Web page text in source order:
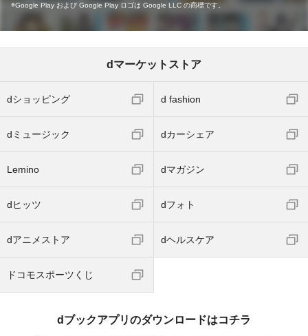
Google Play および Google Play ロゴは Google LLC の商標です。
dマーケットストア
dショッピング d fashion
dミュージック dカーシェア
Lemino dマガジン
dヒッツ dフォト
dアニメストア dヘルスケア
ドコモスポーツくじ
dブックアプリのダウンロードはコチラ